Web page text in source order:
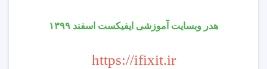
هدر وبسایت آموزشی ایفیکست اسفند ۱۳۹۹
https://ifixit.ir